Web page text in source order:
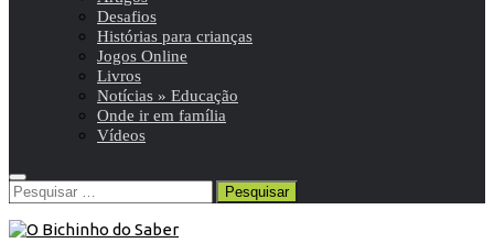
Desafios
Histórias para crianças
Jogos Online
Livros
Notícias » Educação
Onde ir em família
Vídeos
Pesquisar
por: